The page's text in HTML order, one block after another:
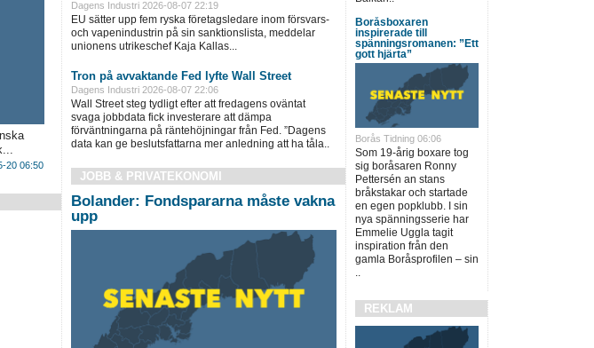
20 06:50
Dagens Industri 2026-08-07 22:19
EU sätter upp fem ryska företagsledare inom försvars-
och vapenindustrin på sin sanktionslista, meddelar
unionens utrikeschef Kaja Kallas...
Tron på avvaktande Fed lyfte Wall Street
Dagens Industri 2026-08-07 22:06
Wall Street steg tydligt efter att fredagens oväntat
svaga jobbdata fick investerare att dämpa
förväntningarna på räntehöjningar från Fed. ”Dagens
data kan ge beslutsfattarna mer anledning att ha tåla..
JOBB & PRIVATEKONOMI
Bolander: Fondspararna måste vakna
upp
Boråsboxaren
inspirerade till
spänningsromanen: ”Ett
gott hjärta”
Borås Tidning 06:06
Som 19-årig boxare tog
sig boråsaren Ronny
Pettersén an stans
bråkstakar och startade
en egen popklubb. I sin
nya spänningsserie har
Emmelie Uggla tagit
inspiration från den
gamla Boråsprofilen – sin
..
REKLAM